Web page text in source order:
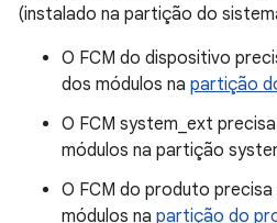
(instalado na partição do
O FCM do dispositivo
dos módulos na partição
O FCM system_ext
módulos na partição
O FCM do produto
módulos na partição do